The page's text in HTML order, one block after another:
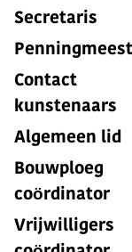
Secretaris
Contact
kunstenaars
Algemeen lid
Bouwploeg
coördinator
Vrijwilligers